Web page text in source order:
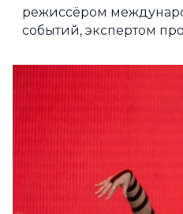
режиссёром
событий, экспертом